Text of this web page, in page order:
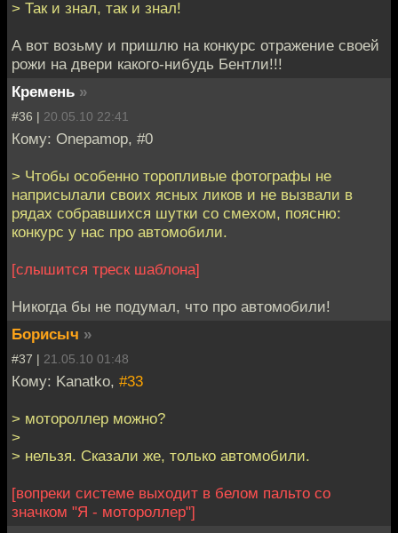
> Так и знал, так и знал!
А вот возьму и пришлю на конкурс отражение своей
рожи на двери какого-нибудь Бентли!!!
Кремень »
#36 | 20.05.10 22:41
Кому: Onepamop, #0
> Чтобы особенно торопливые фотографы не
наприсылали своих ясных ликов и не вызвали в
рядах собравшихся шутки со смехом, поясню:
конкурс у нас про автомобили.
[слышится треск шаблона]
Никогда бы не подумал, что про автомобили!
Борисыч »
#37 | 21.05.10 01:48
Кому: Kanatko, #33
> мотороллер можно?
>
> нельзя. Сказали же, только автомобили.
[вопреки системе выходит в белом пальто со
значком "Я - мотороллер"]